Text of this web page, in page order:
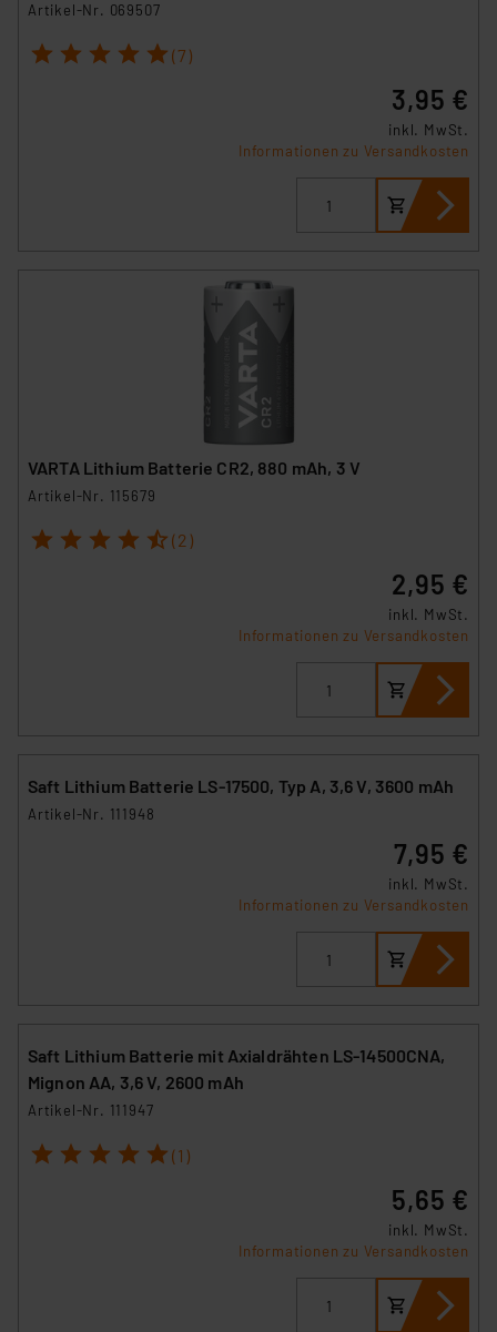
Artikel-Nr. 069507
1 2 3 4 5 (7)
3,95 €
inkl. MwSt.
Informationen zu Versandkosten
VARTA Lithium Batterie CR2, 880 mAh, 3 V
Artikel-Nr. 115679
1 2 3 4 5 (2)
2,95 €
inkl. MwSt.
Informationen zu Versandkosten
Saft Lithium Batterie LS-17500, Typ A, 3,6 V, 3600 mAh
Artikel-Nr. 111948
7,95 €
inkl. MwSt.
Informationen zu Versandkosten
Saft Lithium Batterie mit Axialdrähten LS-14500CNA,
Mignon AA, 3,6 V, 2600 mAh
Artikel-Nr. 111947
1 2 3 4 5 (1)
5,65 €
inkl. MwSt.
Informationen zu Versandkosten